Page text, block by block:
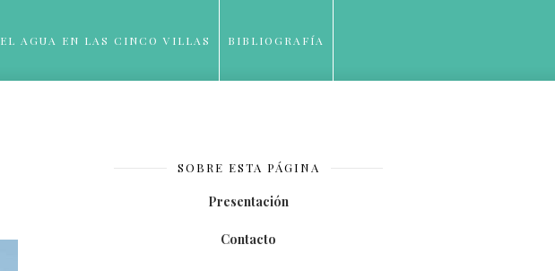
EL AGUA EN LAS CINCO VILLAS BIBLIOGRAFÍA
SOBRE ESTA PÁGINA
Presentación
Contacto